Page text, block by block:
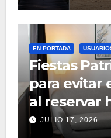
EN PORTADA
Fiestas
para evitar
al reservar
pasajes y
JULIO 17, 2026